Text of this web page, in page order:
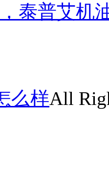
泰普艾机
么样All